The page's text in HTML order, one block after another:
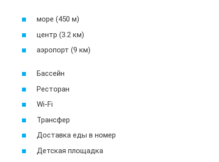
море (450 м)
центр (3.2 км)
аэропорт (9 км)
Бассейн
Ресторан
Wi-Fi
Трансфер
Доставка еды в номер
Детская площадка